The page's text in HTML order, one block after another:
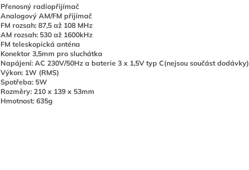
Přenosný radiopřijímač
Analogový AM/FM přijímač
FM rozsah: 87,5 až 108 MHz
AM rozsah: 530 až 1600kHz
FM teleskopická anténa
Konektor 3,5mm pro sluchátka
Napájení: AC 230V/50Hz a baterie 3 x 1,5V typ C(nejsou součást dodávky)
Výkon: 1W (RMS)
Spotřeba: 5W
Rozměry: 210 x 139 x 53mm
Hmotnost: 635g